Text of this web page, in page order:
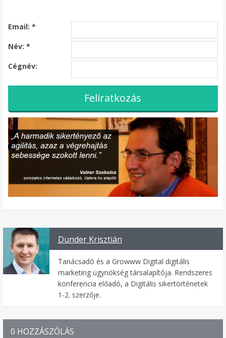
Email: *
Név: *
Cégnév:
Dunder Krisztián
Tanácsadó és a Growww Digital digitális
marketing ügynökség társalapítója. Rendszeres
konferencia előadó, a Digitális sikertörténetek
1-2. szerzője.
0 HOZZÁSZÓLÁS